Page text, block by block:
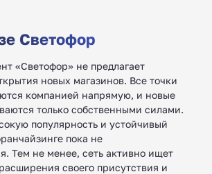
Светофор
«Светофор» не предлагает
новых магазинов. Все точки
компанией напрямую, и новые
только собственными силами.
популярность и устойчивый
пока не
Тем не менее, сеть активно ищет
своего присутствия и